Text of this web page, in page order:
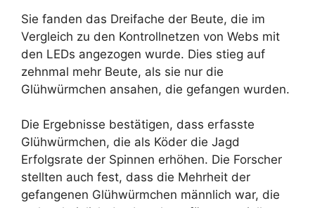
Sie fanden das Dreifache der Beute, die im
Vergleich zu den Kontrollnetzen von Webs mit
den LEDs angezogen wurde. Dies stieg auf
zehnmal mehr Beute, als sie nur die
Glühwürmchen ansahen, die gefangen wurden.
Die Ergebnisse bestätigen, dass erfasste
Glühwürmchen, die als Köder die Jagd
Erfolgsrate der Spinnen erhöhen. Die Forscher
stellten auch fest, dass die Mehrheit der
gefangenen Glühwürmchen männlich war, die